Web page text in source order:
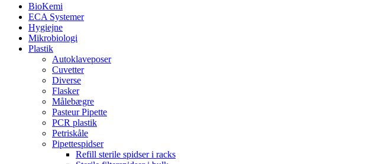
BioKemi
ECA Systemer
Hygiejne
Mikrobiologi
Plastik
Autoklaveposer
Cuvetter
Diverse
Flasker
Målebægre
Pasteur Pipette
PCR plastik
Petriskåle
Pipettespidser
Refill sterile spidser i racks